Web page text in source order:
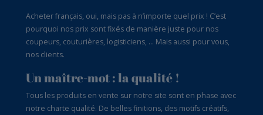
Acheter français, oui, mais pas à n’importe quel prix ! C’est
pourquoi nos prix sont fixés de manière juste pour nos
coupeurs, couturières, logisticiens, … Mais aussi pour vous,
nos clients.
Un maître-mot : la qualité !
Tous les produits en vente sur notre site sont en phase avec
notre charte qualité. De belles finitions, des motifs créatifs,